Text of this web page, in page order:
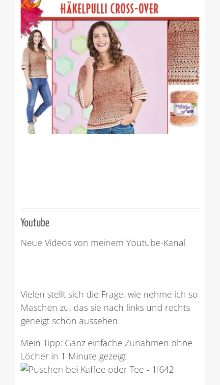
Youtube
Neue Videos von meinem Youtube-Kanal
Vielen stellt sich die Frage, wie nehme ich so
Maschen zu, das sie nach links und rechts
geneigt schön aussehen.
Mein Tipp: Ganz einfache Zunahmen ohne
Löcher in 1 Minute gezeigt